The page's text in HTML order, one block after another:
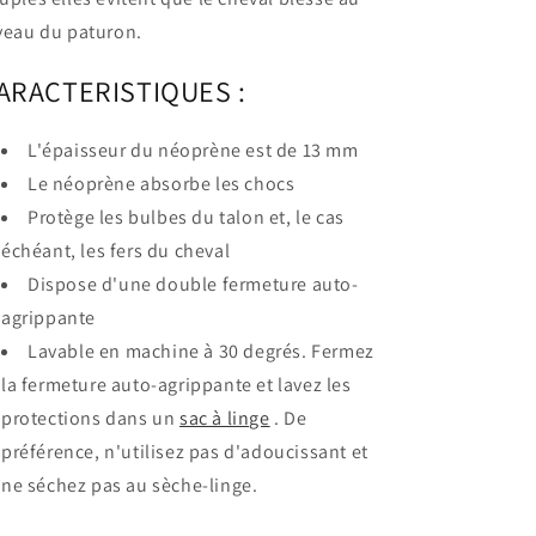
du paturon.
:
L'épaisseur du néoprène est de 13 mm
Le néoprène absorbe les chocs
Protège les bulbes du talon et, le cas
échéant, les fers du cheval
Dispose d'une double fermeture auto-
agrippante
Lavable en machine à 30 degrés. Fermez
la fermeture auto-agrippante et lavez les
protections dans un sac à linge . De
préférence, n'utilisez pas d'adoucissant et
ne séchez pas au sèche-linge.